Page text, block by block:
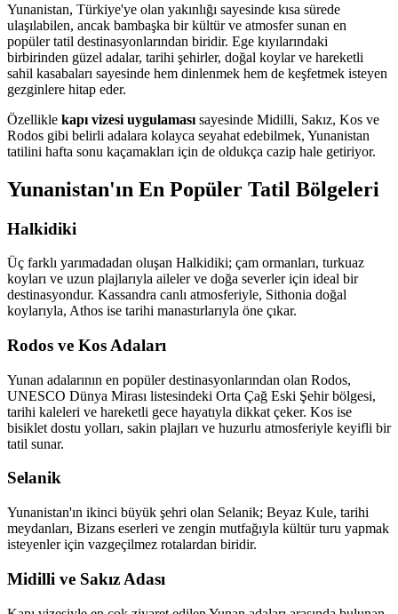
Yunanistan, Türkiye'ye olan yakınlığı sayesinde kısa sürede
ulaşılabilen, ancak bambaşka bir kültür ve atmosfer sunan en
popüler tatil destinasyonlarından biridir. Ege kıyılarındaki
birbirinden güzel adalar, tarihi şehirler, doğal koylar ve hareketli
sahil kasabaları sayesinde hem dinlenmek hem de keşfetmek isteyen
gezginlere hitap eder.
Özellikle kapı vizesi uygulaması sayesinde Midilli, Sakız, Kos ve
Rodos gibi belirli adalara kolayca seyahat edebilmek, Yunanistan
tatilini hafta sonu kaçamakları için de oldukça cazip hale getiriyor.
Yunanistan'ın En Popüler Tatil Bölgeleri
Halkidiki
Üç farklı yarımadadan oluşan Halkidiki; çam ormanları, turkuaz
koyları ve uzun plajlarıyla aileler ve doğa severler için ideal bir
destinasyondur. Kassandra canlı atmosferiyle, Sithonia doğal
koylarıyla, Athos ise tarihi manastırlarıyla öne çıkar.
Rodos ve Kos Adaları
Yunan adalarının en popüler destinasyonlarından olan Rodos,
UNESCO Dünya Mirası listesindeki Orta Çağ Eski Şehir bölgesi,
tarihi kaleleri ve hareketli gece hayatıyla dikkat çeker. Kos ise
bisiklet dostu yolları, sakin plajları ve huzurlu atmosferiyle keyifli bir
tatil sunar.
Selanik
Yunanistan'ın ikinci büyük şehri olan Selanik; Beyaz Kule, tarihi
meydanları, Bizans eserleri ve zengin mutfağıyla kültür turu yapmak
isteyenler için vazgeçilmez rotalardan biridir.
Midilli ve Sakız Adası